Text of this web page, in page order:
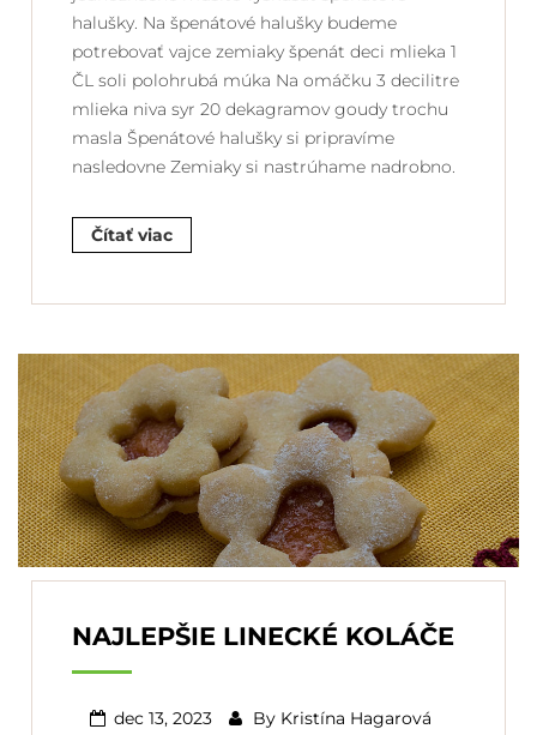
halušky. Na špenátové halušky budeme
potrebovať vajce zemiaky špenát deci mlieka 1
ČL soli polohrubá múka Na omáčku 3 decilitre
mlieka niva syr 20 dekagramov goudy trochu
masla Špenátové halušky si pripravíme
nasledovne Zemiaky si nastrúhame nadrobno.
Čítať viac
NAJLEPŠIE LINECKÉ KOLÁČE
dec 13, 2023 By Kristína Hagarová